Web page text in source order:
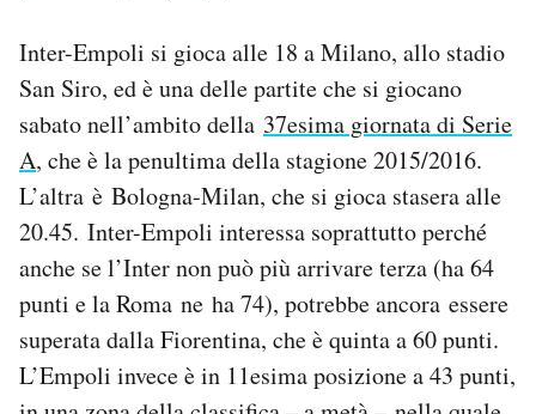
CALENDARIO
AREA PERSONALE
Area Personale
Newsletter
Notifiche mobile
Regala il Post
Hai bisogno di aiuto?
Inter-Empoli si gioca alle 18 a Milano, allo stadio
San Siro, ed è una delle partite che si giocano
sabato nell’ambito della 37esima giornata di Serie
A, che è la penultima della stagione 2015/2016.
L’altra è Bologna-Milan, che si gioca stasera alle
20.45. Inter-Empoli interessa soprattutto perché
anche se l’Inter non può più arrivare terza (ha 64
punti e la Roma ne ha 74), potrebbe ancora essere
superata dalla Fiorentina, che è quinta a 60 punti.
L’Empoli invece è in 11esima posizione a 43 punti,